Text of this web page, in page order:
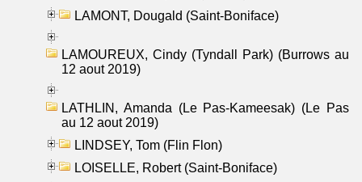
LAMONT, Dougald (Saint-Boniface)
LAMOUREUX, Cindy (Tyndall Park) (Burrows au
12 aout 2019)
LATHLIN, Amanda (Le Pas-Kameesak) (Le Pas
au 12 aout 2019)
LINDSEY, Tom (Flin Flon)
LOISELLE, Robert (Saint-Boniface)